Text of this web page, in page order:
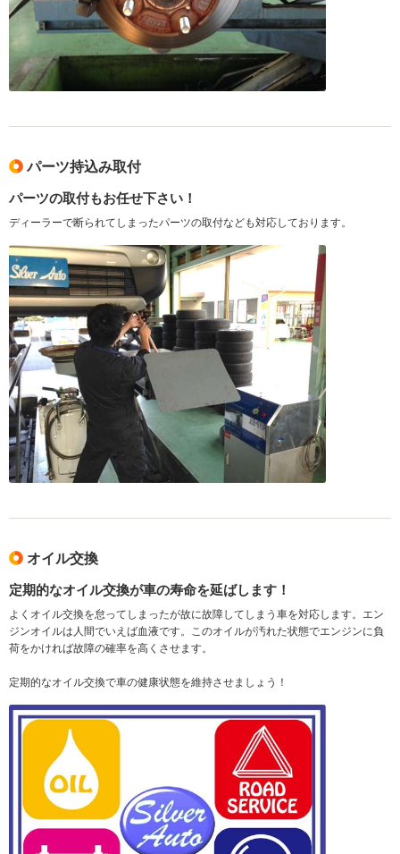
パーツ持込み取付
パーツの取付もお任せ下さい！
ディーラーで断られてしまったパーツの取付なども対応しております。
オイル交換
定期的なオイル交換が車の寿命を延ばします！
よくオイル交換を怠ってしまったが故に故障してしまう車を対応します。エン
ジンオイルは人間でいえば血液です。このオイルが汚れた状態でエンジンに負
荷をかければ故障の確率を高くさせます。
定期的なオイル交換で車の健康状態を維持させましょう！